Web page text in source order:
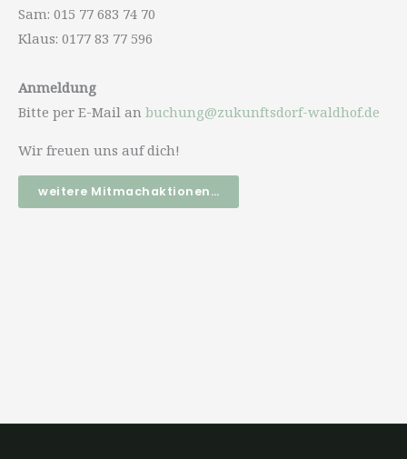
Sam: 015 77 683 74 70
Klaus: 0177 83 77 596
Anmeldung
Bitte per E-Mail an buchung@zukunftsdorf-waldhof.de
Wir freuen uns auf dich!
weitere Mitmachaktionen…